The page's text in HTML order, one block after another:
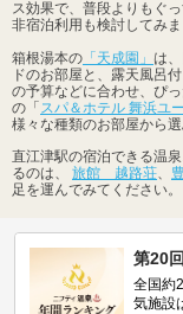
ス効果で、普段よりもぐ
非宿泊利用も検討してみま
箱根湯本の 「天成園」 は
ドのお部屋と、露天風呂
の予算などに合わせ、ぴ
の「スパ＆ホテル 舞浜ユ
様々な種類のお部屋から選
直江津駅の宿泊できる温
るのは、 旅館 越路荘、
足を運んでみてください。
第20
全国約
気施設